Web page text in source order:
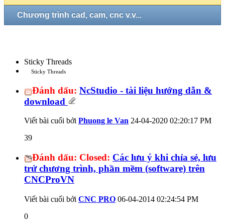
Chương trình cad, cam, cnc v.v...
Sticky Threads
Sticky Threads
Đánh dấu: NcStudio - tài liệu hướng dẫn &
download
Viết bài cuối bởi Phuong le Van 24-04-2020 02:20:17 PM
39
Đánh dấu: Closed: Các lưu ý khi chỉa sẻ, lưu
trử chương trình, phần mềm (software) trên
CNCProVN
Viết bài cuối bởi CNC PRO 06-04-2014 02:24:54 PM
0